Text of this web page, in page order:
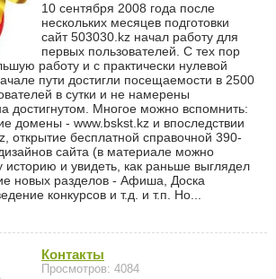
10 сентября 2008 года после
нескольких месяцев подготовки
сайт 503030.kz начал работу для
первых пользователей. С тех пор
работу и с практически нулевой
пути достигли посещаемости в 2500
в сутки и не намерены
достигнутом. Многое можно вспомнить:
домены - www.bskst.kz и впоследствии
открытие бесплатной справочной 390-
сайта (в материале можно
историю и увидеть, как раньше выглядел
новых разделов - Афиша, Доска
конкурсов и т.д. и т.п. Но...
Контакты
Просмотров: 4084